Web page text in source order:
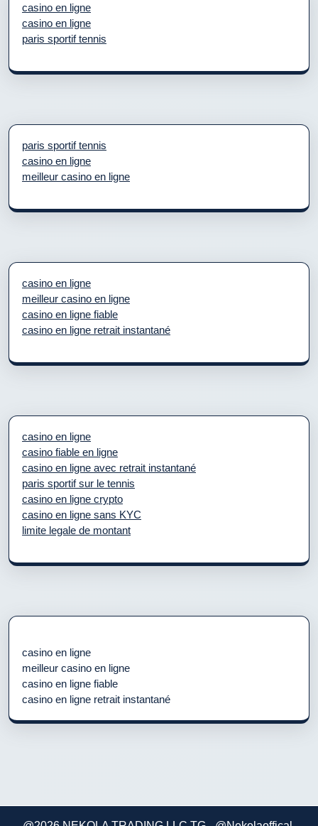
casino en ligne
casino en ligne
paris sportif tennis
paris sportif tennis
casino en ligne
meilleur casino en ligne
casino en ligne
meilleur casino en ligne
casino en ligne fiable
casino en ligne retrait instantané
casino en ligne
casino fiable en ligne
casino en ligne avec retrait instantané
paris sportif sur le tennis
casino en ligne crypto
casino en ligne sans KYC
limite legale de montant
casino en ligne
meilleur casino en ligne
casino en ligne fiable
casino en ligne retrait instantané